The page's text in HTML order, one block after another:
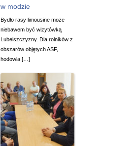
w modzie
Bydło rasy limousine może
niebawem być wizytówką
Lubelszczyzny. Dla rolników z
obszarów objętych ASF,
hodowla […]